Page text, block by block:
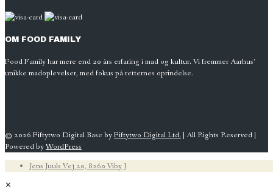
OM FOOD FAMILY
Food Family har mere end 20 års erfaring i mad og kultur. Vi fremmer Aarhus’
unikke madoplevelser, med fokus på retternes oprindelse.
© 2026 Fiftytwo Digital Base byFiftytwo Digital Ltd. | All Rights Reserved |
Powered byWordPress
Jens Juuls Vej 20, 8260 Viby J